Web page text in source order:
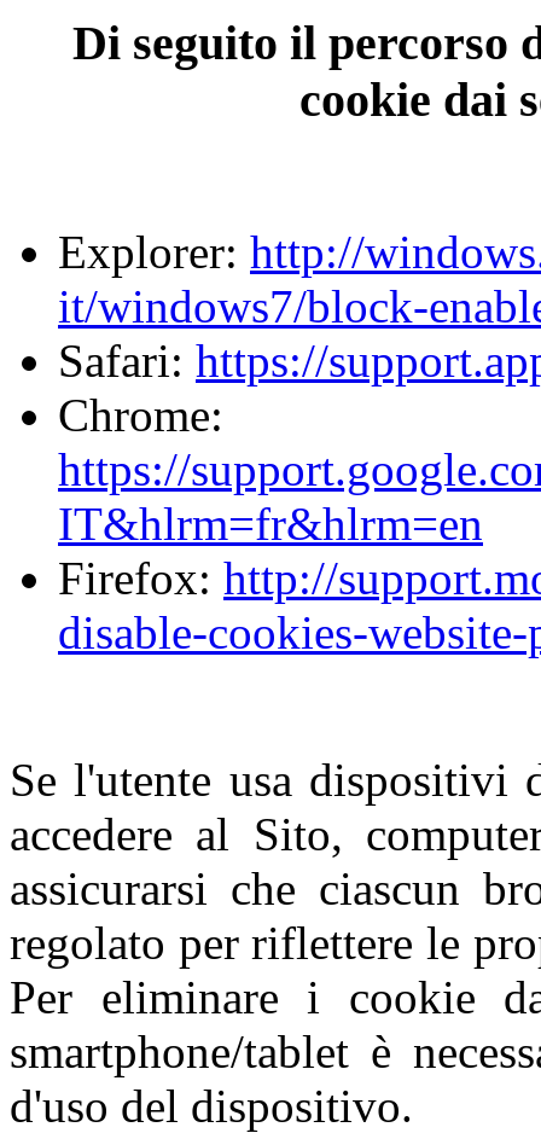
Di seguito il percorso
cookie dai
Explorer: http://
it/windows7/block-
Safari: https://
Chrome:
https://
IT&hlrm=fr&hlrm=en
Firefox: http://
disable-cookies-website-
Se l'utente usa dispositivi
accedere al Sito,
assicurarsi che ciascun
regolato per riflettere le
Per eliminare i cookie
smartphone/tablet è
d'uso del dispositivo.